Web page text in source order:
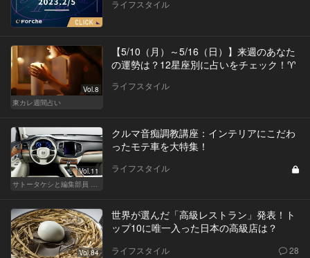
ライフスタイル
Vol.8
東カレ週間占い
【5/10（月）～5/16（日）】来週のあなた
の運勢は？12星座別に占いをチェック！♈
ライフスタイル
Vol.11
サトータケシと編集部員 船山の"CAR GENTSへの道"
クルマ音痴調教講座：インテリアにこだわ
ったモテ車を大特集！
ライフスタイル
Vol.84
世界が選んだ「高級レストラン」発表！ト
ップ10に唯一入った日本の高級店は？
ライフスタイル 28